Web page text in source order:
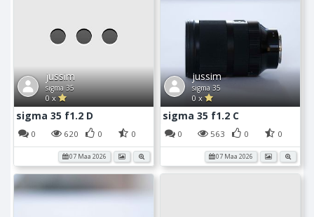
jussim
sigma 35
0 x
sigma 35 f1.2 D
0 620 0 0
07 Maa 2026
jussim
sigma 35
0 x
sigma 35 f1.2 C
0 563 0 0
07 Maa 2026